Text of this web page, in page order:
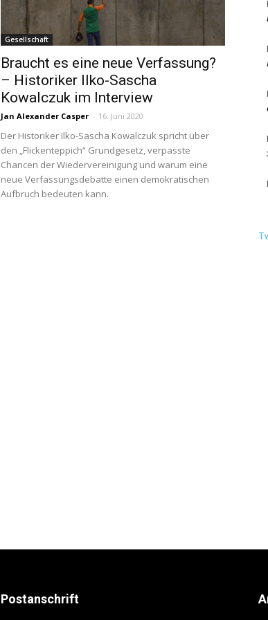
Berlin
Gesellschaft
Braucht es eine neue Verfassung?
– Historiker Ilko-Sascha
Kowalczuk im Interview
Jan Alexander Casper - 16. Juni 2020
Der Historiker Ilko-Sascha Kowalczuk spricht über
den „Flickenteppich“ Grundgesetz, verpasste
Chancen der Wiedervereinigung und warum eine
neue Verfassungsdebatte einen demokratischen
Aufbruch bedeuten kann.
Postanschrift